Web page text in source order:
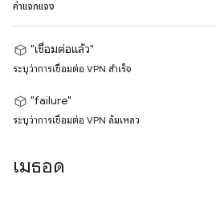
ค่าแจกแจง
"เชื่อมต่อแล้ว"
ระบุว่าการเชื่อมต่อ VPN สำเร็จ
"failure"
ระบุว่าการเชื่อมต่อ VPN ล้มเหลว
เมธอด